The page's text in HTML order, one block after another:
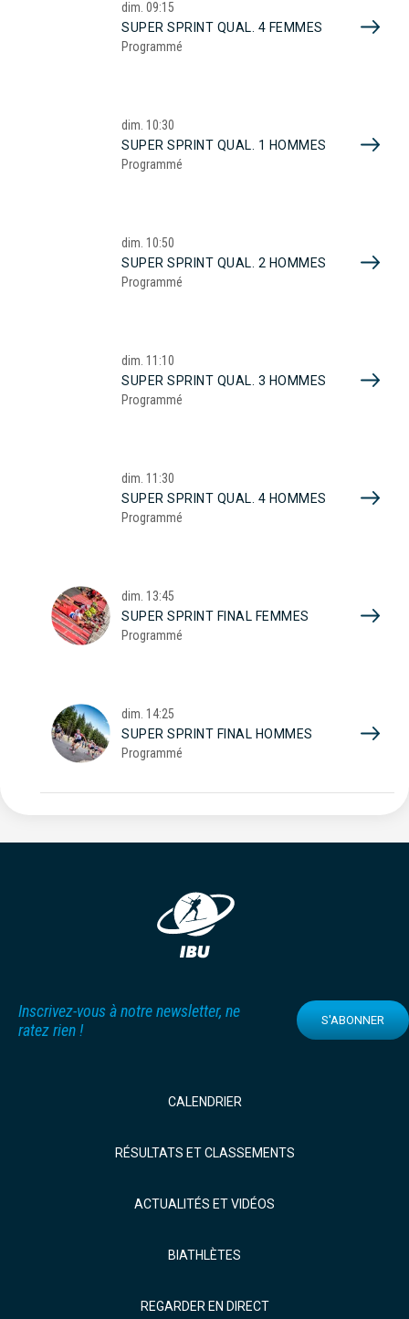
dim. 09:15
SUPER SPRINT QUAL. 4 FEMMES
Programmé
dim. 10:30
SUPER SPRINT QUAL. 1 HOMMES
Programmé
dim. 10:50
SUPER SPRINT QUAL. 2 HOMMES
Programmé
dim. 11:10
SUPER SPRINT QUAL. 3 HOMMES
Programmé
dim. 11:30
SUPER SPRINT QUAL. 4 HOMMES
Programmé
dim. 13:45
SUPER SPRINT FINAL FEMMES
Programmé
dim. 14:25
SUPER SPRINT FINAL HOMMES
Programmé
Inscrivez-vous à notre newsletter, ne
ratez rien !
S'ABONNER
CALENDRIER
RÉSULTATS ET CLASSEMENTS
ACTUALITÉS ET VIDÉOS
BIATHLÈTES
REGARDER EN DIRECT